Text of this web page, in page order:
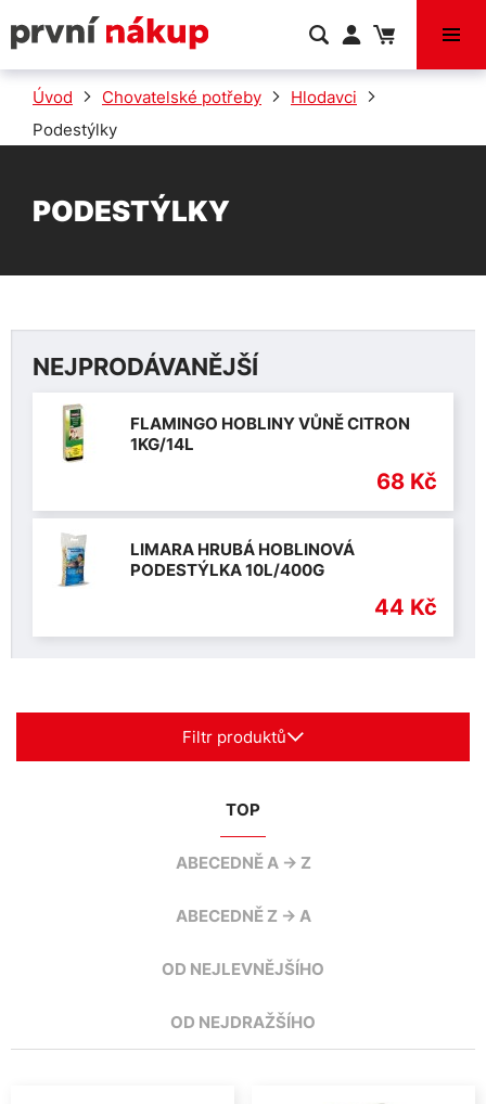
VÝPRODEJ
Úvod Chovatelské potřeby
Hlodavci
Podestýlky
PODESTÝLKY
NEJPRODÁVANĚJŠÍ
FLAMINGO HOBLINY VŮNĚ CITRON
1KG/14L
68 Kč
LIMARA HRUBÁ HOBLINOVÁ
PODESTÝLKA 10L/400G
44 Kč
Filtr produktů
TOP
ABECEDNĚ A -> Z
ABECEDNĚ Z -> A
OD NEJLEVNĚJŠÍHO
OD NEJDRAŽŠÍHO